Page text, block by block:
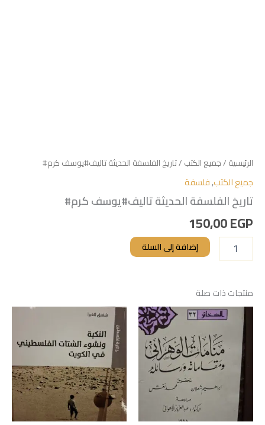
الرئيسية /جميع الكتب / تاريخ الفلسفة الحديثة تاليف#يوسف كرم#
جميع الكتب,فلسفة
تاريخ الفلسفة الحديثة تاليف#يوسف كرم#
150,00EGP
إضافة إلى السلة
منتجات ذات صلة